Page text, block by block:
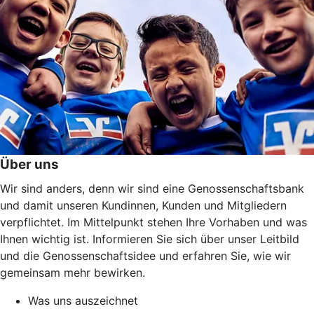
Über uns
Wir sind anders, denn wir sind eine Genossenschaftsbank
und damit unseren Kundinnen, Kunden und Mitgliedern
verpflichtet. Im Mittelpunkt stehen Ihre Vorhaben und was
Ihnen wichtig ist. Informieren Sie sich über unser Leitbild
und die Genossenschaftsidee und erfahren Sie, wie wir
gemeinsam mehr bewirken.
Was uns auszeichnet